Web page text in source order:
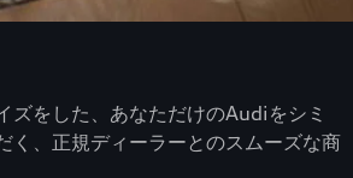
ズをした、あなただけのAudiをシミ
く、正規ディーラーとのスムーズな商